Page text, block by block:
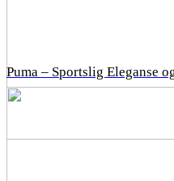
Puma – Sportslig Eleganse